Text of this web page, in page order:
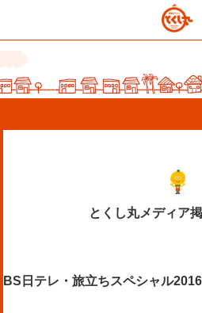
オススメリンク
とくし丸メディア
BS日テレ・旅立ちスペシャル2016